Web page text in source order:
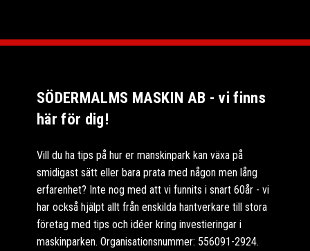
SÖDERMALMS MASKIN AB - vi finns
här för dig!
Vill du ha tips på hur er manskinpark kan växa på
smidigast sätt eller bara prata med någon men lång
erfarenhet? Inte nog med att vi funnits i snart 60år - vi
har också hjälpt allt från enskilda hantverkare till stora
företag med tips och idéer kring investieringar i
maskinparken. Organisationsnummer: 556091-2924.